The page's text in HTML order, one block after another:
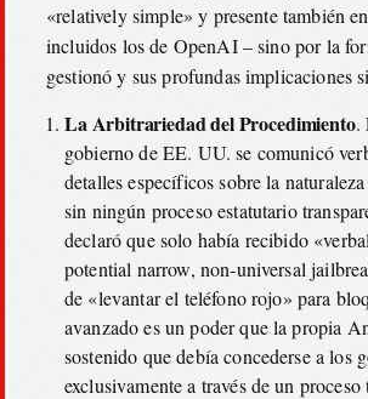
«relatively simple» y presente también
incluidos los de OpenAI – sino por la
gestionó y sus profundas implicaciones
La Arbitrariedad del Procedimiento.
gobierno de EE. UU. se comunicó
detalles específicos sobre la
sin ningún proceso estatutario
declaró que solo había recibido
potential narrow, non-universal
de «levantar el teléfono rojo» para
avanzado es un poder que la propia
sostenido que debía concederse a los
exclusivamente a través de un proceso